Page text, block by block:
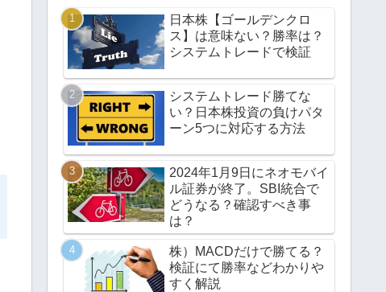
日本株【ゴールデンクロ
ス】は意味ない？勝率は？
システムトレードで検証
システムトレード勝てな
い？日本株投資の負けパタ
ーン5つに対応する方法
2024年1月9日にネオモバイ
ル証券が終了。SBI統合で
どうなる？確認すべき事
は？
株）MACDだけで勝てる？
検証にて勝率などわかりや
すく解説